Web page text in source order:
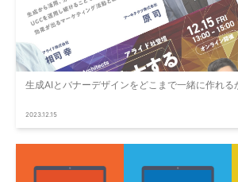
生成AIとバナーデザインをどこまで一緒に作れる
2023.12.15